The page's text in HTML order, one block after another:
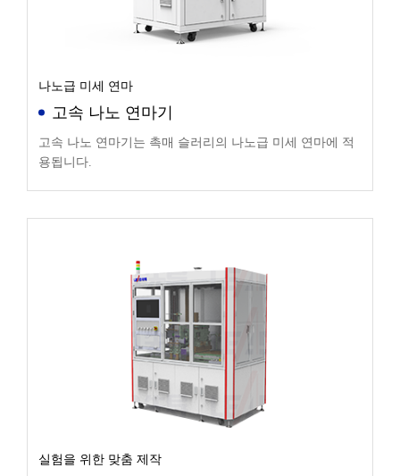
나노급 미세 연마
고속 나노 연마기
고속 나노 연마기는 촉매 슬러리의 나노급 미세 연마에 적
용됩니다.
실험을 위한 맞춤 제작